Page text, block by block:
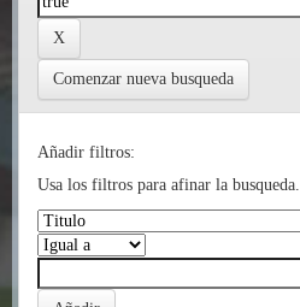
Comenzar nueva busqueda
Añadir filtros:
Usa los filtros para afinar la busqueda.